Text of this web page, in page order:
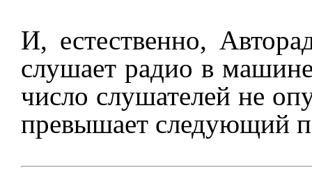
И, естественно,
слушает радио в
число слушателей не
превышает следующий